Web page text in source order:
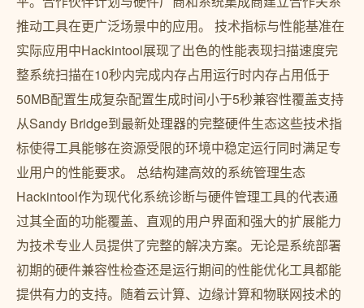
推动工具在更广泛场景中的应用。 技术指标与性能基准在
实际应用中Hackintool展现了出色的性能表现扫描速度完
整系统扫描在10秒内完成内存占用运行时内存占用低于
50MB配置生成复杂配置生成时间小于5秒兼容性覆盖支持
从Sandy Bridge到最新处理器的完整硬件生态这些技术指
标使得工具能够在资源受限的环境中稳定运行同时满足专
业用户的性能要求。 总结构建高效的系统管理生态
Hackintool作为现代化系统诊断与硬件管理工具的代表通
过其全面的功能覆盖、直观的用户界面和强大的扩展能力
为技术专业人员提供了完整的解决方案。无论是系统部署
初期的硬件兼容性检查还是运行期间的性能优化工具都能
提供有力的支持。随着云计算、边缘计算和物联网技术的